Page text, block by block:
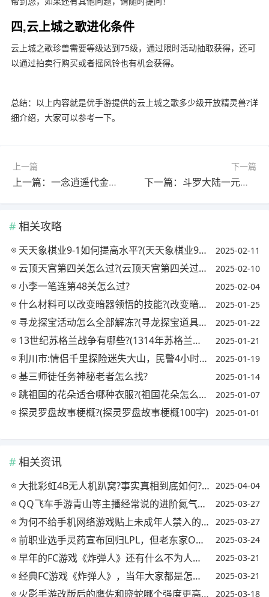
四,云上城之歌进化条件
云上城之歌珍兽需要等级达到75级，通过限时活动抽取获得，还可
以通过拍卖行购买或者摇风铃也有机会获得。
总结：以上内容就是优手游提供的云上城之歌多少级开放精灵兽?详
细介绍，大家可以参考一下。
上一篇
上一篇：一念逍遥代金券是什么意思?(一念逍遥代金券有什么用)
下一篇
下一篇：斗罗大陆一元包抽卡技巧?(斗罗大陆一元包抽卡技巧CR散包)
相关攻略
天天象棋业9-1如何提高水平?(天天象棋业9一1超过多少棋友) 2025-02-11
云顶天宫第四关怎么过?(云顶天宫第四关过关秘诀) 2025-02-10
小李一笔连第48关怎么过? 2025-02-04
什么材料可以改变暗器领悟的技能?(改变暗器的品阶) 2025-01-25
寻龙探宝活动怎么全部解冻?(寻龙探宝道具怎么获得) 2025-01-22
13世纪苏格兰战争有哪些?(1314年苏格兰战争) 2025-01-21
利川市:情侣千里探险迷失大山，民警4小时紧急驰援，连夜将两人安全救出, 你怎么看? 2025-01-19
基三师徒任务神秘老者怎么找? 2025-01-14
跳祖国的花朵适合哪种衣服?(祖国花朵怎么跳) 2025-01-07
探灵罗盘故事梗概?(探灵罗盘故事梗概100字) 2025-01-01
相关资讯
大批彩虹4B无人机趴窝?事实真相到底如何?(彩虹四无人机多少钱) 2025-04-04
QQ飞车手游青山等主播经常说的进阶氮气出弯要怎样操作?(qq飞车进阶氮气出弯有什么技巧嘛) 2025-03-27
为何不给手机网络游戏贴上未成年人禁入的标签?有必要吗?(凭什么不让未成年玩游戏) 2025-03-27
前职业选手灵药宣布回归LPL，但老东家OMG一个行为让他大失所望断送想法，你怎么看? 2025-03-24
早年的FC游戏《炸弹人》还有什么不为人知的彩蛋? 2025-03-21
经典FC游戏《炸弹人》，当年大家都是怎么玩出花的? 2025-03-21
火影手游改版后的鹰佐和晓蛇哪个强度更高?(火影忍者手游鹰佐和晓蛇哪个好) 2025-03-18